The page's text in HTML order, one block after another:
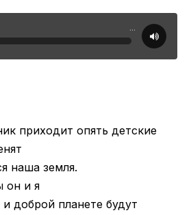
...
приходит опять детские
наша земля.
он и я
доброй планете будут